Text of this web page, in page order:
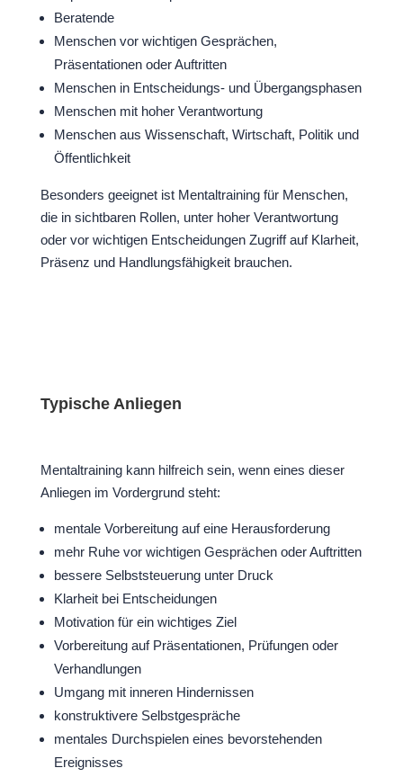
Beratende
Menschen vor wichtigen Gesprächen,
Präsentationen oder Auftritten
Menschen in Entscheidungs- und Übergangsphasen
Menschen mit hoher Verantwortung
Menschen aus Wissenschaft, Wirtschaft, Politik und
Öffentlichkeit
Besonders geeignet ist Mentaltraining für Menschen,
die in sichtbaren Rollen, unter hoher Verantwortung
oder vor wichtigen Entscheidungen Zugriff auf Klarheit,
Präsenz und Handlungsfähigkeit brauchen.
Typische Anliegen
Mentaltraining kann hilfreich sein, wenn eines dieser
Anliegen im Vordergrund steht:
mentale Vorbereitung auf eine Herausforderung
mehr Ruhe vor wichtigen Gesprächen oder Auftritten
bessere Selbststeuerung unter Druck
Klarheit bei Entscheidungen
Motivation für ein wichtiges Ziel
Vorbereitung auf Präsentationen, Prüfungen oder
Verhandlungen
Umgang mit inneren Hindernissen
konstruktivere Selbstgespräche
mentales Durchspielen eines bevorstehenden
Ereignisses